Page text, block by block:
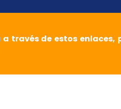
a través de estos